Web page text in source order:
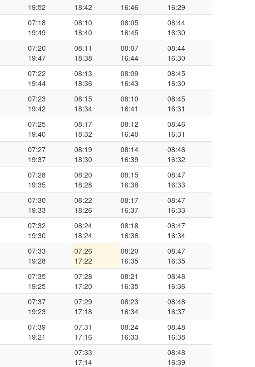
19:52
18:42
16:46
16:29
07:18
19:49
08:10
18:40
08:05
16:45
08:44
16:30
07:20
19:47
08:11
18:38
08:07
16:44
08:44
16:30
07:22
19:44
08:13
18:36
08:09
16:43
08:45
16:30
07:23
19:42
08:15
18:34
08:10
16:41
08:45
16:31
07:25
19:40
08:17
18:32
08:12
16:40
08:46
16:31
07:27
19:37
08:19
18:30
08:14
16:39
08:46
16:32
07:28
19:35
08:20
18:28
08:15
16:38
08:47
16:33
07:30
19:33
08:22
18:26
08:17
16:37
08:47
16:33
07:32
19:30
08:24
18:24
08:18
16:36
08:47
16:34
07:33
19:28
07:26
17:22
08:20
16:35
08:47
16:35
07:35
19:25
07:28
17:20
08:21
16:35
08:48
16:36
07:37
19:23
07:29
17:18
08:23
16:34
08:48
16:37
07:39
19:21
07:31
17:16
08:24
16:33
08:48
16:38
07:33
17:14
08:48
16:39